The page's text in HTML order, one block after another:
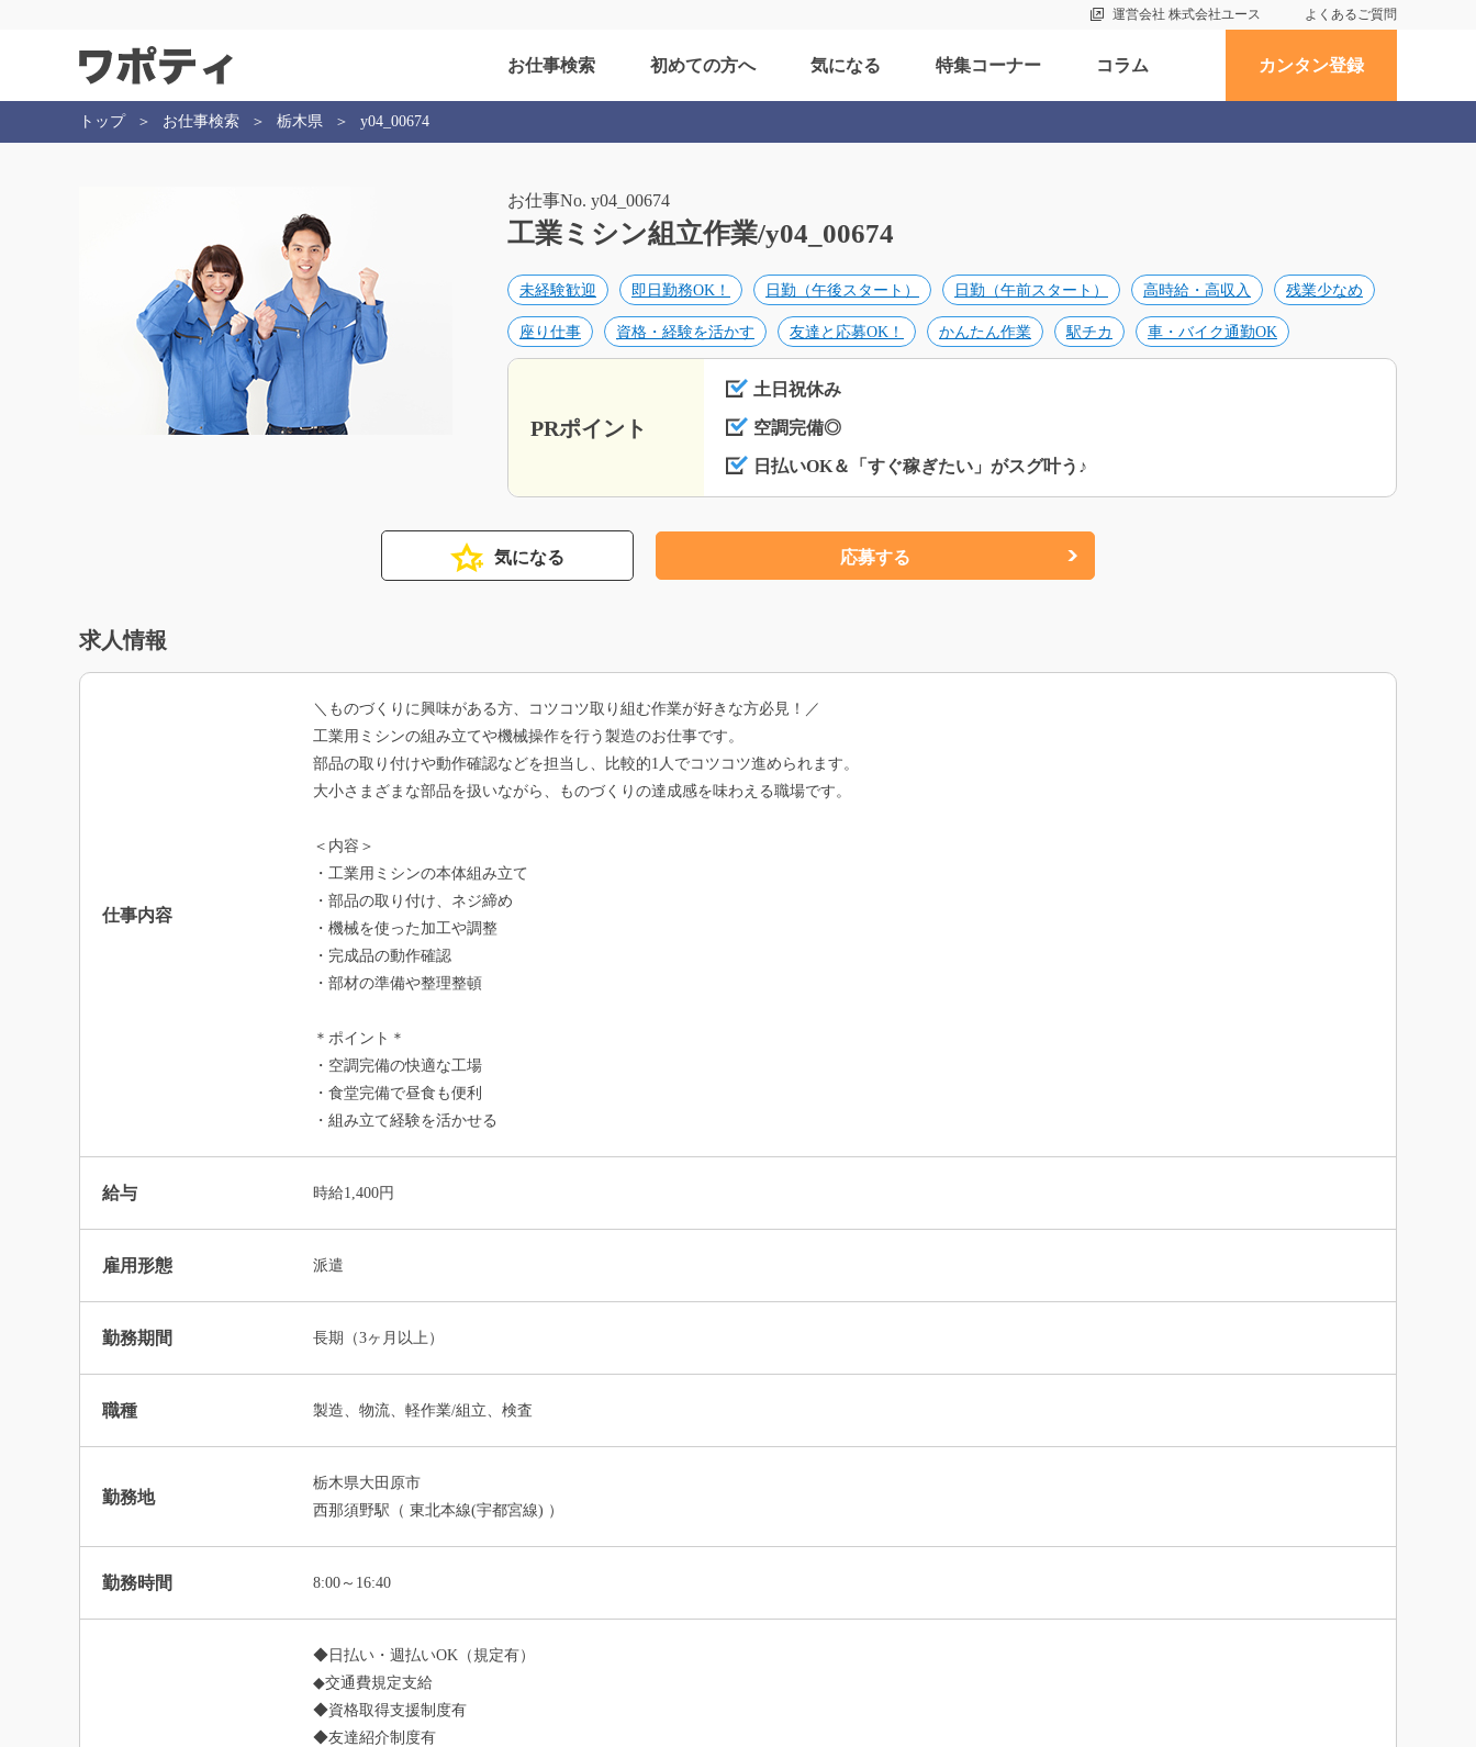
運営会社 株式会社ユース よくあるご質問
お仕事検索 初めての方へ 気になる 特集コーナー コラム カンタン登録
トップ お仕事検索 栃木県 y04_00674
お仕事No. y04_00674
工業ミシン組立作業/y04_00674
未経験歓迎 即日勤務OK！ 日勤（午後スタート） 日勤（午前スタート） 高時給・高収入 残業少なめ
座り仕事 資格・経験を活かす 友達と応募OK！ かんたん作業 駅チカ 車・バイク通勤OK
PRポイント
土日祝休み
空調完備◎
日払いOK＆「すぐ稼ぎたい」がスグ叶う♪
気になる 応募する
求人情報
仕事内容
＼ものづくりに興味がある方、コツコツ取り組む作業が好きな方必見！／
工業用ミシンの組み立てや機械操作を行う製造のお仕事です。
部品の取り付けや動作確認などを担当し、比較的1人でコツコツ進められます。
大小さまざまな部品を扱いながら、ものづくりの達成感を味わえる職場です。
＜内容＞
・工業用ミシンの本体組み立て
・部品の取り付け、ネジ締め
・機械を使った加工や調整
・完成品の動作確認
・部材の準備や整理整頓
＊ポイント＊
・空調完備の快適な工場
・食堂完備で昼食も便利
・組み立て経験を活かせる
給与 時給1,400円
雇用形態 派遣
勤務期間 長期（3ヶ月以上）
職種 製造、物流、軽作業/組立、検査
勤務地
栃木県大田原市
西那須野駅（ 東北本線(宇都宮線) ）
勤務時間 8:00～16:40
◆日払い・週払いOK（規定有）
◆交通費規定支給
◆資格取得支援制度有
◆友達紹介制度有